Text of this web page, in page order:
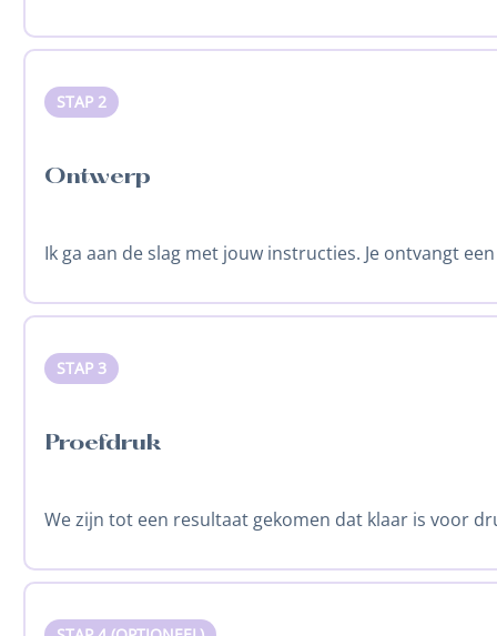
Ontwerp
Ik ga aan de slag met jouw instructies. Je ontvangt
STAP 2
Proefdruk
We zijn tot een resultaat gekomen dat klaar is voor
STAP 3